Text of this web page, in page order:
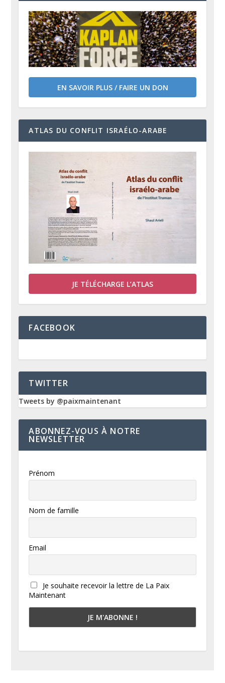
EN SAVOIR PLUS / FAIRE UN DON
ATLAS DU CONFLIT ISRAÉLO-ARABE
JE TÉLÉCHARGE L’ATLAS
FACEBOOK
TWITTER
Tweets by @paixmaintenant
ABONNEZ-VOUS À NOTRE
NEWSLETTER
Prénom
Nom de famille
Email
Je souhaite recevoir la lettre de La Paix
Maintenant